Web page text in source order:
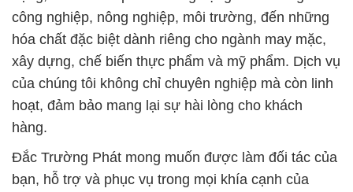
công nghiệp, nông nghiệp, môi trường, đến những
hóa chất đặc biệt dành riêng cho ngành may mặc,
xây dựng, chế biến thực phẩm và mỹ phẩm. Dịch vụ
của chúng tôi không chỉ chuyên nghiệp mà còn linh
hoạt, đảm bảo mang lại sự hài lòng cho khách
hàng.
Đắc Trường Phát mong muốn được làm đối tác của
bạn, hỗ trợ và phục vụ trong mọi khía cạnh của